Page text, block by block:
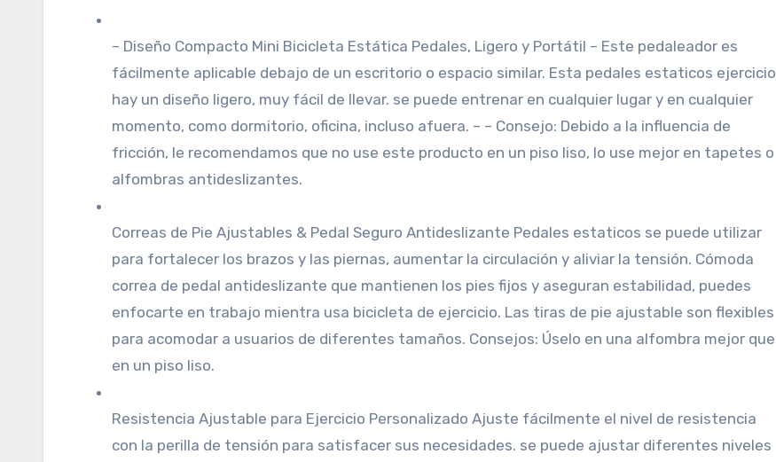
– Diseño Compacto Mini Bicicleta Estática Pedales, Ligero y Portátil – Este pedaleador es
fácilmente aplicable debajo de un escritorio o espacio similar. Esta pedales estaticos ejercicio
hay un diseño ligero, muy fácil de llevar. se puede entrenar en cualquier lugar y en cualquier
momento, como dormitorio, oficina, incluso afuera. – – Consejo: Debido a la influencia de
fricción, le recomendamos que no use este producto en un piso liso, lo use mejor en tapetes o
alfombras antideslizantes.
Correas de Pie Ajustables & Pedal Seguro Antideslizante Pedales estaticos se puede utilizar
para fortalecer los brazos y las piernas, aumentar la circulación y aliviar la tensión. Cómoda
correa de pedal antideslizante que mantienen los pies fijos y aseguran estabilidad, puedes
enfocarte en trabajo mientra usa bicicleta de ejercicio. Las tiras de pie ajustable son flexibles
para acomodar a usuarios de diferentes tamaños. Consejos: Úselo en una alfombra mejor que
en un piso liso.
Resistencia Ajustable para Ejercicio Personalizado Ajuste fácilmente el nivel de resistencia
con la perilla de tensión para satisfacer sus necesidades. se puede ajustar diferentes niveles